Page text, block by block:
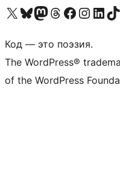
Посетите нас в X (ранее Twitter)
Посетите нашу учётную запись в Bluesky
Посетите нашу ленту в Mastodon
Посетите нашу учётную запись в Threads
Посетите нашу страницу на
ПосетитеПосетите нашу
Посетите
Код — это поэзия.
The WordPress®
of the WordPress